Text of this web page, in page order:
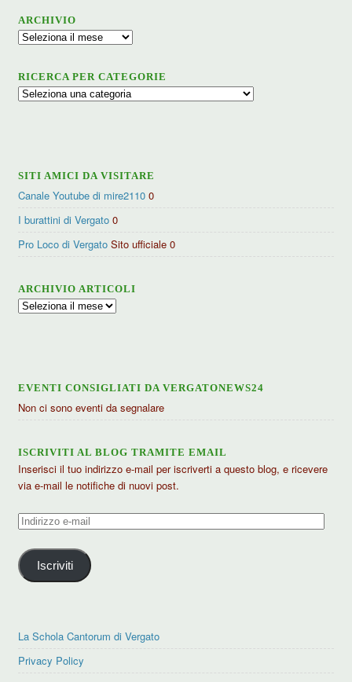
ARCHIVIO
Archivio
RICERCA PER CATEGORIE
Ricerca
SITI AMICI DA VISITARE
Canale Youtube di mire2110 0
I burattini di Vergato 0
Pro Loco di Vergato Sito ufficiale 0
ARCHIVIO ARTICOLI
Archivio
EVENTI CONSIGLIATI DA VERGATONEWS24
Non ci sono eventi da segnalare
ISCRIVITI AL BLOG TRAMITE EMAIL
Inserisci il tuo indirizzo e-mail per iscriverti a questo blog, e ricevere
via e-mail le notifiche di nuovi post.
Indirizzo
mail
Iscriviti
La Schola Cantorum di Vergato
Privacy Policy